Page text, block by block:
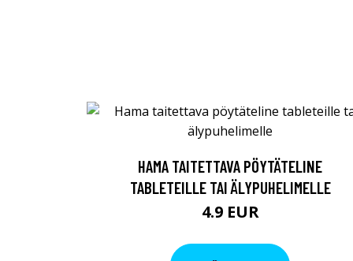
HAMA TAITETTAVA PÖYTÄTELINE
TABLETEILLE TAI ÄLYPUHELIMELLE
4.9 EUR